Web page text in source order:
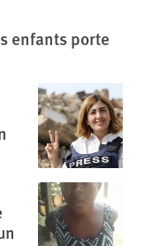
enfants porte